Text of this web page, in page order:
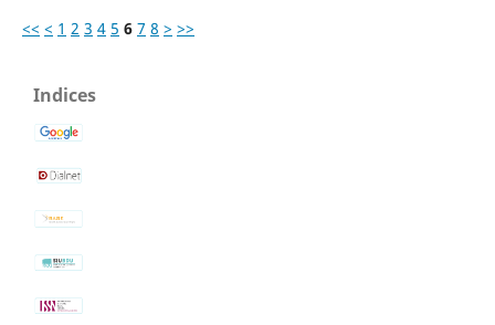
<< < 1 2 3 4 5 6 7 8 > >>
Indices